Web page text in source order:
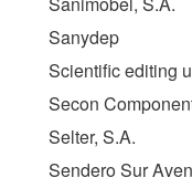
Sanydep
Scientific editing
Secon
Selter, S.A.
Sendero Sur